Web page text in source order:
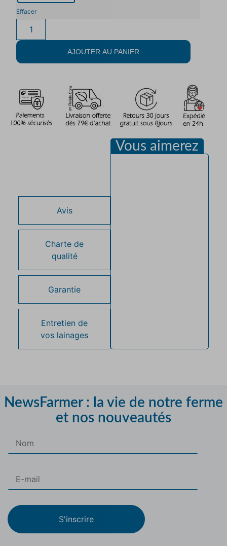
Effacer
AJOUTER AU PANIER
Avis
Charte de
qualité
Garantie
Entretien de
vos lainages
Vous aimerez
NewsFarmer : la vie de notre ferme
et nos nouveautés
S'inscrire